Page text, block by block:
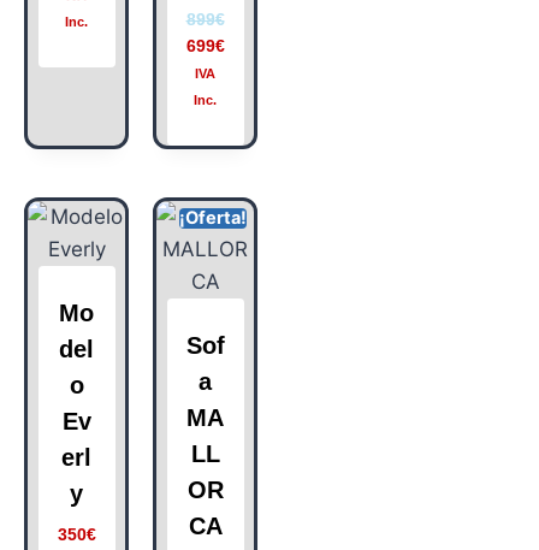
Inc.
899€
699€
IVA
Inc.
Mo
del
o
Ev
erl
y
350€
¡Oferta!
Sof
a
MA
LL
OR
CA